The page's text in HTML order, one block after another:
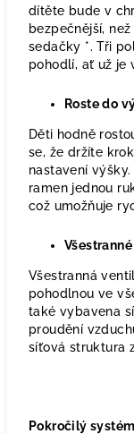
dítěte bude v
bezpečnější,
sedačky *. Tři
pohodlí, ať už je
Roste do
Děti hodně
se, že držíte
nastavení
ramen jednou
což umožňuje
Všestranná
pohodlnou ve
také vybavena
proudění
síťová struktura
Pokročilý